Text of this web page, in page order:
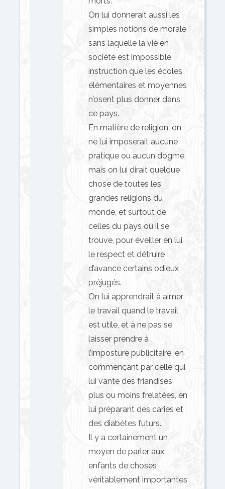
On lui donnerait aussi les
simples notions de morale
sans laquelle la vie en
société est impossible,
instruction que les écoles
élémentaires et moyennes
n’osent plus donner dans
ce pays.
En matière de religion, on
ne lui imposerait aucune
pratique ou aucun dogme,
mais on lui dirait quelque
chose de toutes les
grandes religions du
monde, et surtout de
celles du pays où il se
trouve, pour éveiller en lui
le respect et détruire
d’avance certains odieux
préjugés.
On lui apprendrait à aimer
le travail quand le travail
est utile, et à ne pas se
laisser prendre à
l’imposture publicitaire, en
commençant par celle qui
lui vante des friandises
plus ou moins frelatées, en
lui préparant des caries et
des diabètes futurs.
Il y a certainement un
moyen de parler aux
enfants de choses
véritablement importantes